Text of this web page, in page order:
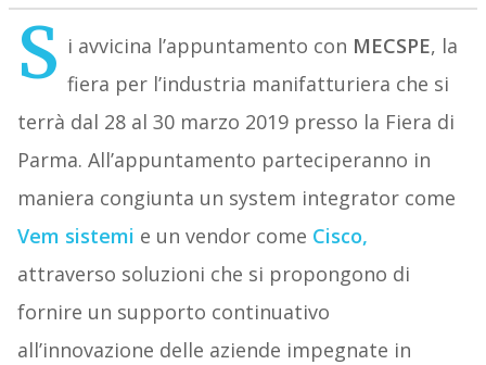
S i avvicina l’appuntamento con MECSPE, la
fiera per l’industria manifatturiera che si
terrà dal 28 al 30 marzo 2019 presso la Fiera di
Parma. All’appuntamento parteciperanno in
maniera congiunta un system integrator come
Vem sistemi e un vendor come Cisco,
attraverso soluzioni che si propongono di
fornire un supporto continuativo
all’innovazione delle aziende impegnate in